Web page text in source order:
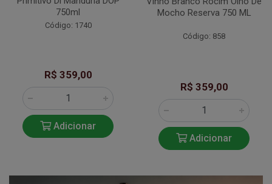
750ml
Código: 1740
R$ 359,00
Adicionar
Mocho Reserva 750 ML
Código: 858
R$ 359,00
Adicionar